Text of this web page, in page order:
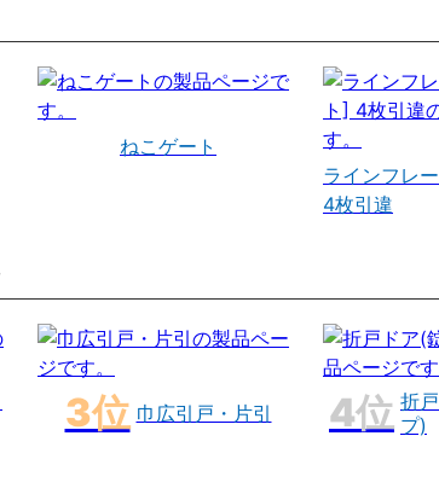
ねこゲート
ラインフレ
4枚引違
巾広引戸・片引
折
プ)